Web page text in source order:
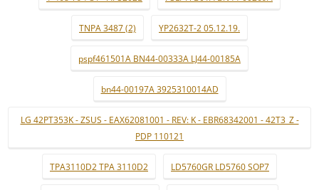
TNPA 3487 (2) YP2632T-2 05.12.19.
pspf461501A BN44-00333A LJ44-00185A
bn44-00197A 3925310014AD
LG 42PT353K - ZSUS - EAX62081001 - REV: K - EBR68342001 - 42T3_Z -
PDP 110121
TPA3110D2 TPA 3110D2 LD5760GR LD5760 SOP7